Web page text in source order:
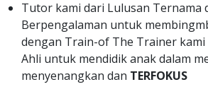
Tutor kami dari Lulusan Ternama
Berpengalaman untuk
dengan Train-of The Trainer
Ahli untuk mendidik anak dalam
menyenangkan dan TERFOKUS